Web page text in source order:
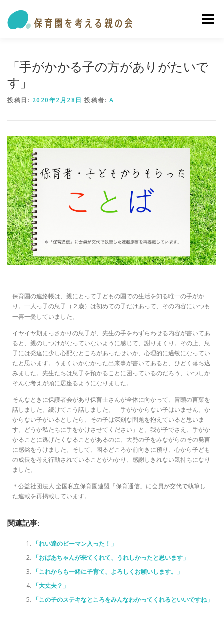
メニュー
「手がかかる子の方がありがたいで
す」
投稿日: 2020年2月28日 投稿者: A
保育園の連絡帳は、親にとって子どもの園での生活を知る唯一の手がか
り。一人っ子の息子（２歳）は初めての子だけあって、その内容にいつも
一喜一憂していました。
イヤイヤ期まっさかりの息子が、先生の手をわずらわせる内容が書いてあ
ると、親のしつけがなっていないように感じて、謝りまくり。その上、息
子には発達に少し心配なところがあったせいか、心理的に過敏になってい
たと思います。うまくいかなかった出来事が書いてあると、ひどく落ち込
みました。先生たちは息子を預かることに困っているのだろう、いつしか
そんな考えが頭に居座るようになりました。
そんなときに保護者会があり保育士さんが全体に向かって、冒頭の言葉を
話しました。続けてこう話しました。「手がかからない子はいません。か
からない子がいるとしたら、その子は深刻な問題を抱えていると思いま
す。どうか私たちに手をかけさせてください」と。我が子でさえ、手がか
かることに逃げたくなることがあるのに、大勢の子をみながらのその発言
に感銘をうけました。そして、困るどころか前向きに預り、心から子ども
の成長を考え行動されていることがわかり、感謝しきれない気持ちになり
ました。
＊公益社団法人 全国私立保育園連盟「保育通信」に会員が交代で執筆し
た連載を再掲載しています。
関連記事:
「れい達のピーマン入った！」
「おばあちゃんが来てくれて、うれしかったと思います」
「これからも一緒に子育て、よろしくお願いします。」
「大丈夫？」
「この子のステキなところをみんなわかってくれるといいですね」